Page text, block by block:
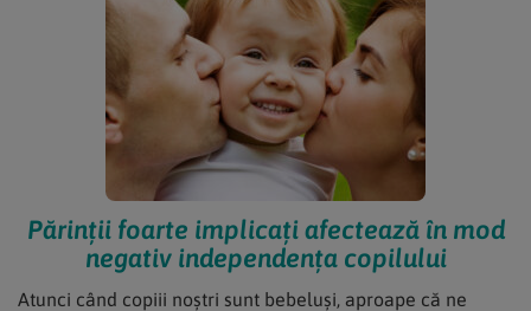
Părinții foarte implicați afectează în mod
negativ independența copilului
Atunci când copiii noștri sunt bebeluși, aproape că ne